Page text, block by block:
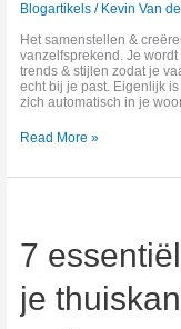
Blogartikels / Kevin Van
Het samenstellen &
vanzelfsprekend. Je
trends & stijlen zodat je
echt bij je past. Eigenlijk
zich automatisch in je
Read More »
7
je
die
werken
je
thuiskantoor